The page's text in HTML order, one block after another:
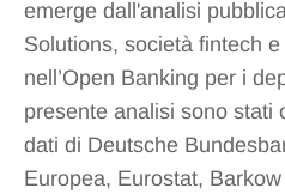
emerge dall'analisi
Solutions, società fintech
nell’Open Banking per i
presente analisi sono stati
dati di Deutsche
Europea, Eurostat,